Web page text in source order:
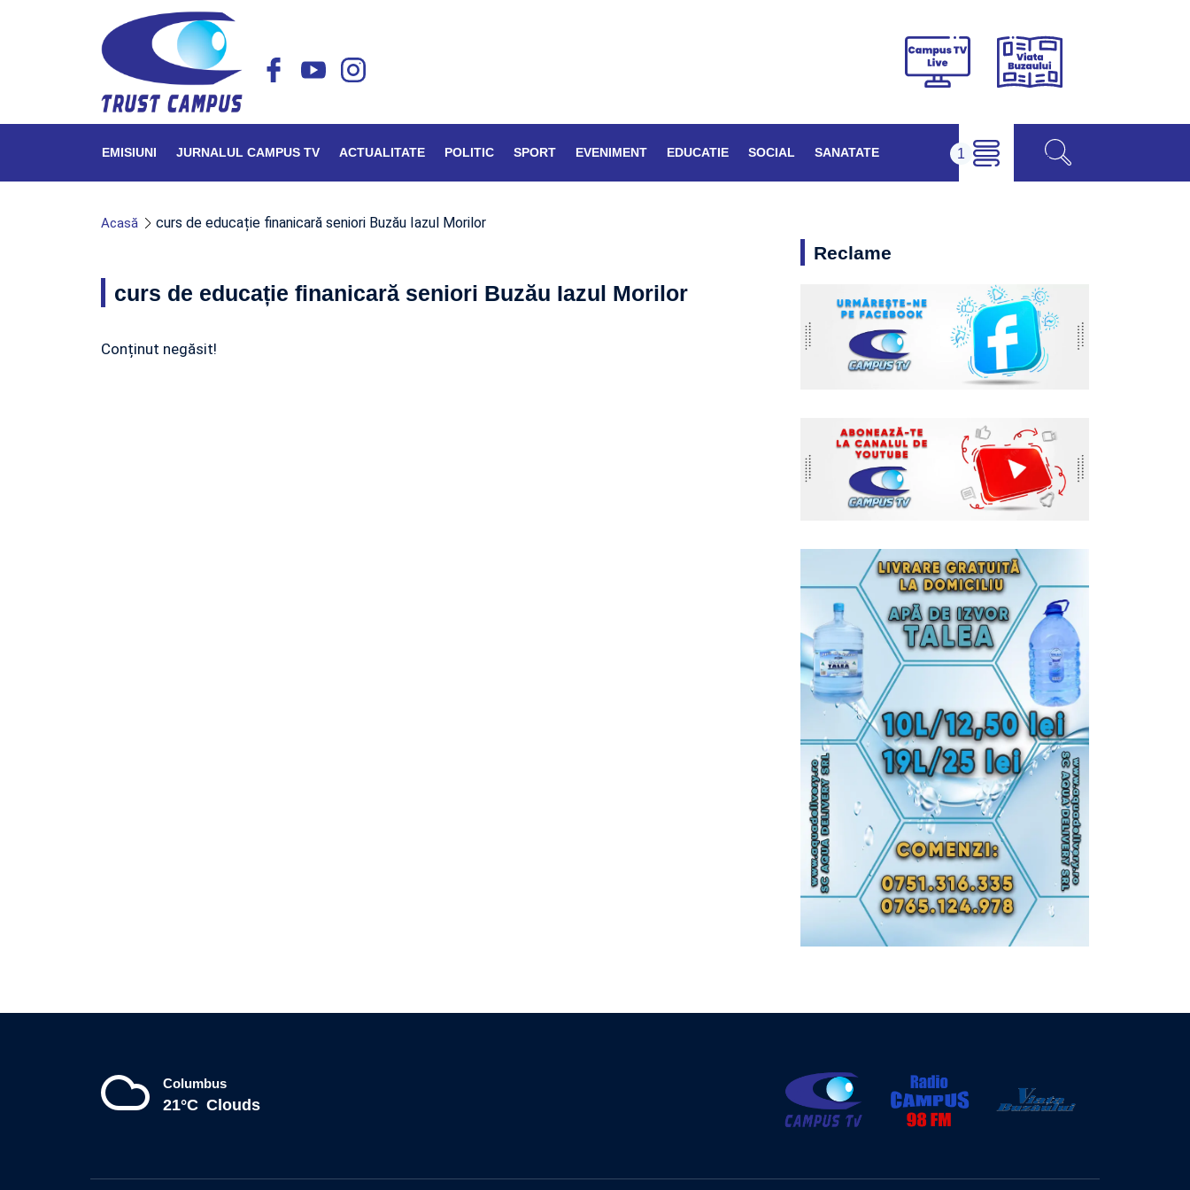
Campus
Viața
EMISIUNI JURNALUL CAMPUS TV ACTUALITATE POLITIC SPORT EVENIMENT EDUCATIE SOCIAL SANATATE
Acasă curs de educație finanicară seniori Buzău Iazul Morilor
curs de educație finanicară seniori Buzău Iazul Morilor
Conținut negăsit!
Reclame
Columbus
21°C Clouds